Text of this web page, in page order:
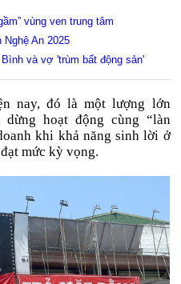
vùng ven trung tâm
An 2025
và vợ 'trùm bất động sản'
nay, đó là một lượng lớn
hoạt động cùng “làn
khi khả năng sinh lời ở
mức kỳ vọng.